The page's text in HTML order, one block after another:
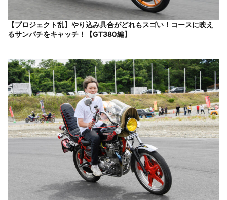
【プロジェクト乱】やり込み具合がどれもスゴい！コースに映え
るサンパチをキャッチ！【GT380編】